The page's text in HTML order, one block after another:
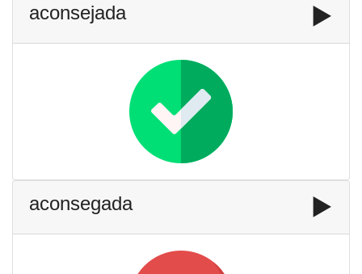
aconsejada ▶️
aconsegada ▶️